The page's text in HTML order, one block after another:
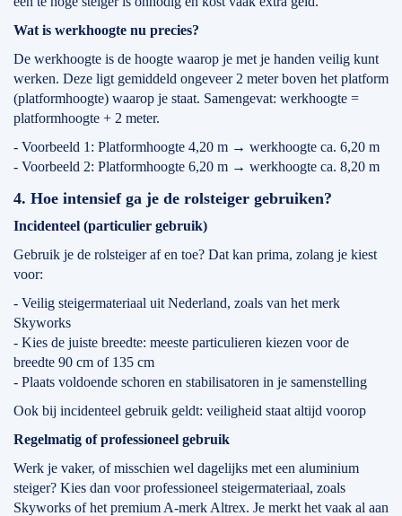
Wat is werkhoogte nu precies?
De werkhoogte is de hoogte waarop je met je handen veilig kunt
werken. Deze ligt gemiddeld ongeveer 2 meter boven het platform
(platformhoogte) waarop je staat. Samengevat: werkhoogte =
platformhoogte + 2 meter.
- Voorbeeld 1: Platformhoogte 4,20 m → werkhoogte ca. 6,20 m
- Voorbeeld 2: Platformhoogte 6,20 m → werkhoogte ca. 8,20 m
4. Hoe intensief ga je de rolsteiger gebruiken?
Incidenteel (particulier gebruik)
Gebruik je de rolsteiger af en toe? Dat kan prima, zolang je kiest
voor:
- Veilig steigermateriaal uit Nederland, zoals van het merk
Skyworks
- Kies de juiste breedte: meeste particulieren kiezen voor de
breedte 90 cm of 135 cm
- Plaats voldoende schoren en stabilisatoren in je samenstelling
Ook bij incidenteel gebruik geldt: veiligheid staat altijd voorop
Regelmatig of professioneel gebruik
Werk je vaker, of misschien wel dagelijks met een aluminium
steiger? Kies dan voor professioneel steigermateriaal, zoals
Skyworks of het premium A-merk Altrex. Je merkt het vaak al aan